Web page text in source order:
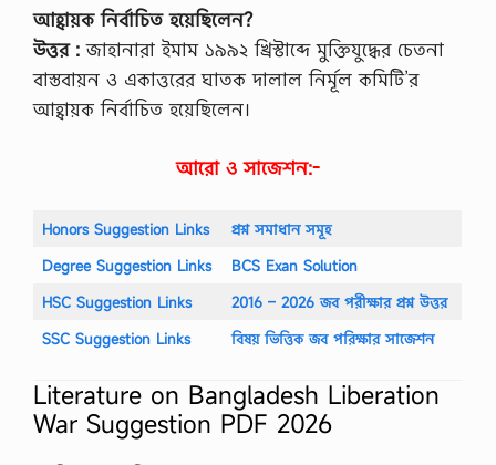
o
e
আহ্বায়ক নির্বাচিত হয়েছিলেন?
উত্তর : জাহানারা ইমাম ১৯৯২ খ্রিস্টাব্দে মুক্তিযুদ্ধের চেতনা
বাস্তবায়ন ও একাত্তরের ঘাতক দালাল নির্মূল কমিটি’র
আহ্বায়ক নির্বাচিত হয়েছিলেন।
আরো ও সাজেশন:-
Honors Suggestion Links
প্রশ্ন সমাধান সমূহ
Degree Suggestion Links
BCS Exan Solution
HSC Suggestion Links
2016 – 2026 জব পরীক্ষার প্রশ্ন উত্তর
SSC Suggestion Links
বিষয় ভিত্তিক জব পরিক্ষার সাজেশন
Literature on Bangladesh Liberation
War Suggestion PDF 2026